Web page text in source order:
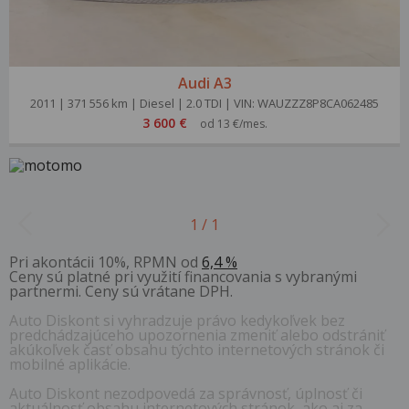
Audi A3
2011 | 371 556 km | Diesel | 2.0 TDI | VIN: WAUZZZ8P8CA062485
3 600 € od 13 €/mes.
1 / 1
Pri akontácii 10%, RPMN od 6,4 %
Ceny sú platné pri využití financovania s vybranými
partnermi. Ceny sú vrátane DPH.
Auto Diskont si vyhradzuje právo kedykoľvek bez
predchádzajúceho upozornenia zmeniť alebo odstrániť
akúkoľvek časť obsahu týchto internetových stránok či
mobilné aplikácie.
Auto Diskont nezodpovedá za správnosť, úplnosť či